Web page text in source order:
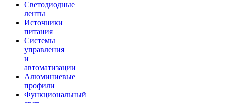
Светодиодные
ленты
Источники
питания
Системы
управления
и
автоматизации
Алюминиевые
профили
Функциональный